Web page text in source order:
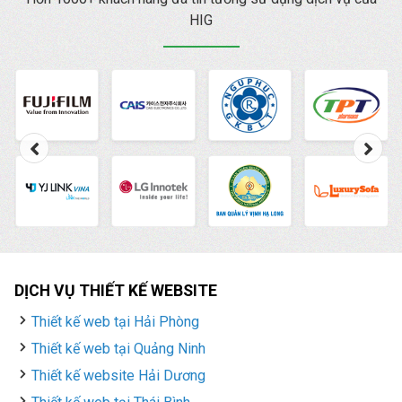
HIG
DỊCH VỤ THIẾT KẾ WEBSITE
Thiết kế web tại Hải Phòng
Thiết kế web tại Quảng Ninh
Thiết kế website Hải Dương